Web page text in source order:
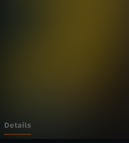
a
Details